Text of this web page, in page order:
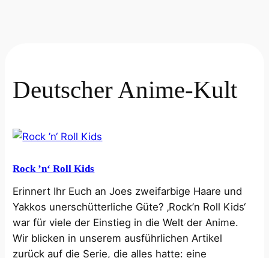
Deutscher Anime-Kult
Rock ’n‘ Roll Kids
Erinnert Ihr Euch an Joes zweifarbige Haare und
Yakkos unerschütterliche Güte? ‚Rock’n Roll Kids‘
war für viele der Einstieg in die Welt der Anime.
Wir blicken in unserem ausführlichen Artikel
zurück auf die Serie, die alles hatte: eine